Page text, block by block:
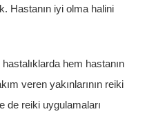
Hastanın iyi olma halini
hem hastanın
veren yakınlarının reiki
de reiki uygulamaları